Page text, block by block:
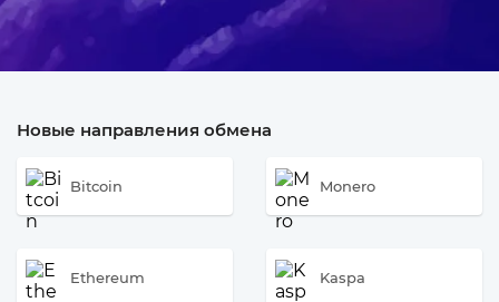
Новые направления обмена
Bitcoin Monero
Ethereum Kaspa